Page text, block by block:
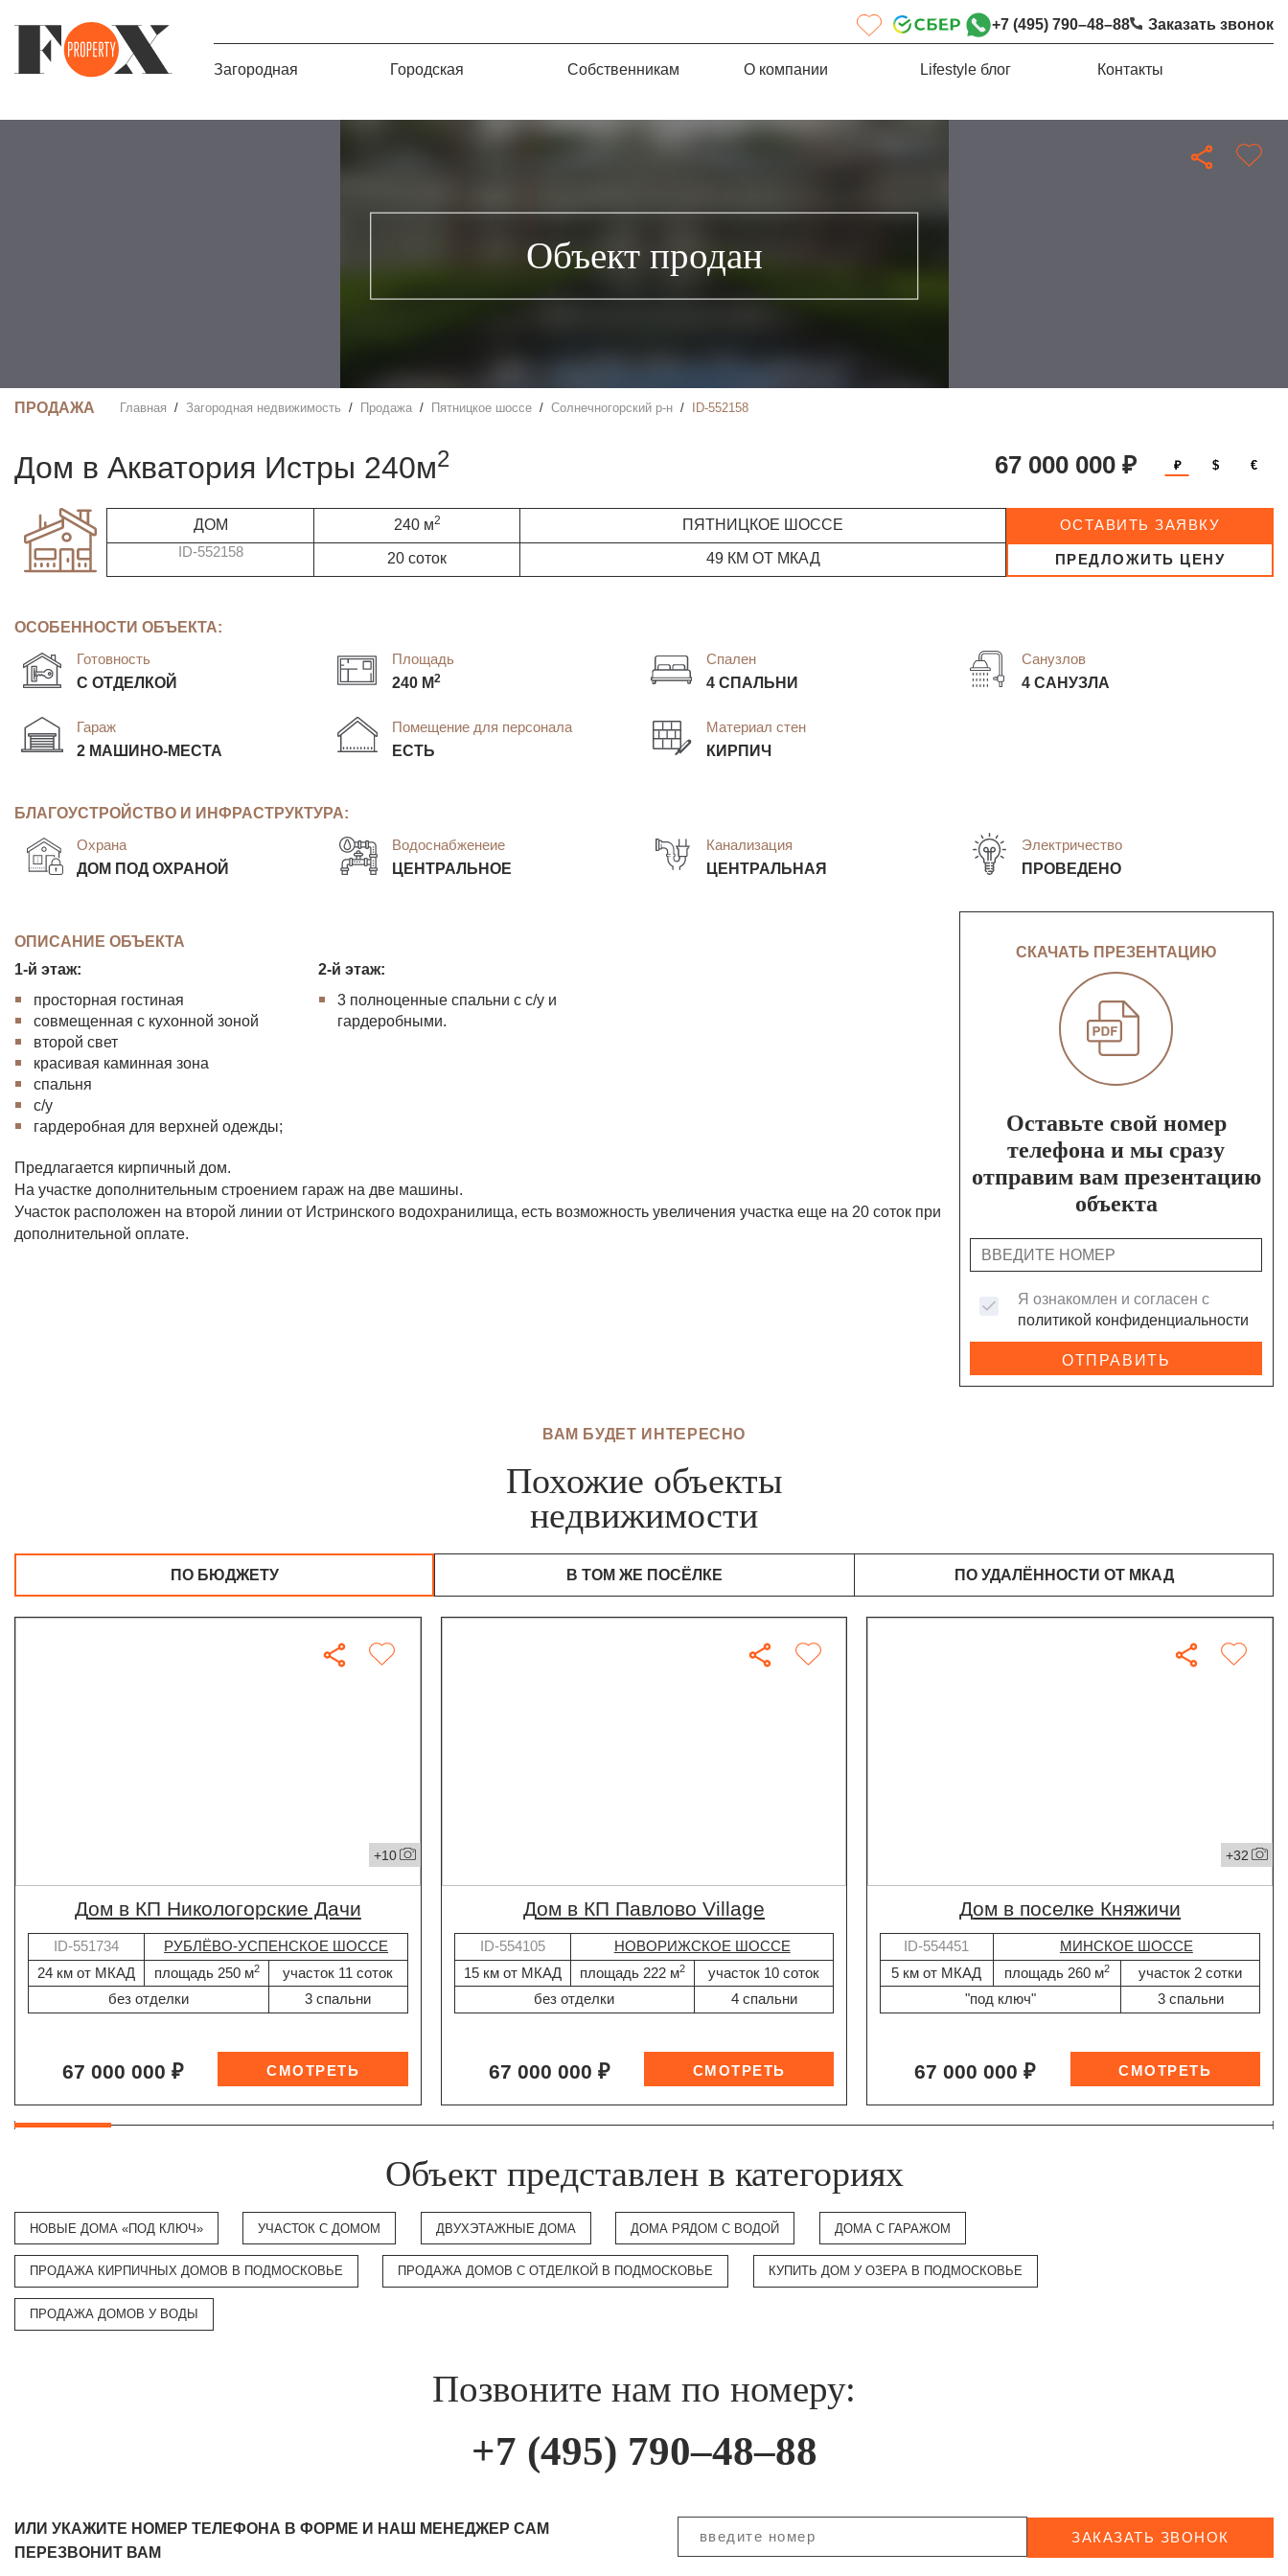
+7 (495) 790–48–88 Заказать звонок
Загородная Городская Собственникам О компании Lifestyle блог Контакты
Объект продан
ПРОДАЖА Главная Загородная недвижимость Продажа Пятницкое шоссе Солнечногорский р-н ID-552158
дом в Акватория Истры 240м2 67 000 000 ₽ ₽ $ €
ДОМ 240 м2 ПЯТНИЦКОЕ ШОССЕ
ID-552158 20 соток 49 КМ ОТ МКАД
ОСТАВИТЬ ЗАЯВКУ
ПРЕДЛОЖИТЬ ЦЕНУ
ОСОБЕННОСТИ ОБЪЕКТА:
Готовность
С ОТДЕЛКОЙ
Площадь
240 М2
Спален
4 СПАЛЬНИ
Санузлов
4 САНУЗЛА
Гараж
2 МАШИНО-МЕСТА
Помещение для персонала
ЕСТЬ
Материал стен
КИРПИЧ
БЛАГОУСТРОЙСТВО И ИНФРАСТРУКТУРА:
Охрана
ДОМ ПОД ОХРАНОЙ
Водоснабженеие
ЦЕНТРАЛЬНОЕ
Канализация
ЦЕНТРАЛЬНАЯ
Электричество
ПРОВЕДЕНО
ОПИСАНИЕ ОБЪЕКТА
1-й этаж:
просторная гостиная
совмещенная с кухонной зоной
второй свет
красивая каминная зона
спальня
с/у
гардеробная для верхней одежды;
2-й этаж:
3 полноценные спальни с с/у и
гардеробными.
Предлагается кирпичный дом.
На участке дополнительным строением гараж на две машины.
Участок расположен на второй линии от Истринского водохранилища, есть возможность увеличения участка еще на 20 соток при
дополнительной оплате.
СКАЧАТЬ ПРЕЗЕНТАЦИЮ
Оставьте свой номер
телефона и мы сразу
отправим вам презентацию
объекта
Я ознакомлен и согласен с
политикой конфиденциальности
ОТПРАВИТЬ
ВАМ БУДЕТ ИНТЕРЕСНО
Похожие объекты
недвижимости
ПО БЮДЖЕТУ В ТОМ ЖЕ ПОСЁЛКЕ ПО УДАЛЁННОСТИ ОТ МКАД
+10
дом в КП Никологорские Дачи
ID-551734
РУБЛЁВО-УСПЕНСКОЕ ШОССЕ
24 км от МКАД
площадь 250 м2
участок 11 соток
без отделки
3 спальни
67 000 000 ₽
дом в КП Павлово Village
ID-554105
НОВОРИЖСКОЕ ШОССЕ
15 км от МКАД
площадь 222 м2
участок 10 соток
без отделки
4 спальни
67 000 000 ₽
+32
дом в поселке Княжичи
ID-554451
МИНСКОЕ ШОССЕ
5 км от МКАД
площадь 260 м2
участок 2 сотки
"под ключ"
3 спальни
67 000 000 ₽
Объект представлен в категориях
НОВЫЕ ДОМА «ПОД КЛЮЧ» УЧАСТОК С ДОМОМ ДВУХЭТАЖНЫЕ ДОМА ДОМА РЯДОМ С ВОДОЙ ДОМА С ГАРАЖОМ
ПРОДАЖА КИРПИЧНЫХ ДОМОВ В ПОДМОСКОВЬЕ ПРОДАЖА ДОМОВ С ОТДЕЛКОЙ В ПОДМОСКОВЬЕ КУПИТЬ ДОМ У ОЗЕРА В ПОДМОСКОВЬЕ
ПРОДАЖА ДОМОВ У ВОДЫ
Позвоните нам по номеру:
+7 (495) 790–48–88
ИЛИ УКАЖИТЕ НОМЕР ТЕЛЕФОНА В ФОРМЕ И НАШ МЕНЕДЖЕР САМ
ПЕРЕЗВОНИТ ВАМ
ЗАКАЗАТЬ ЗВОНОК